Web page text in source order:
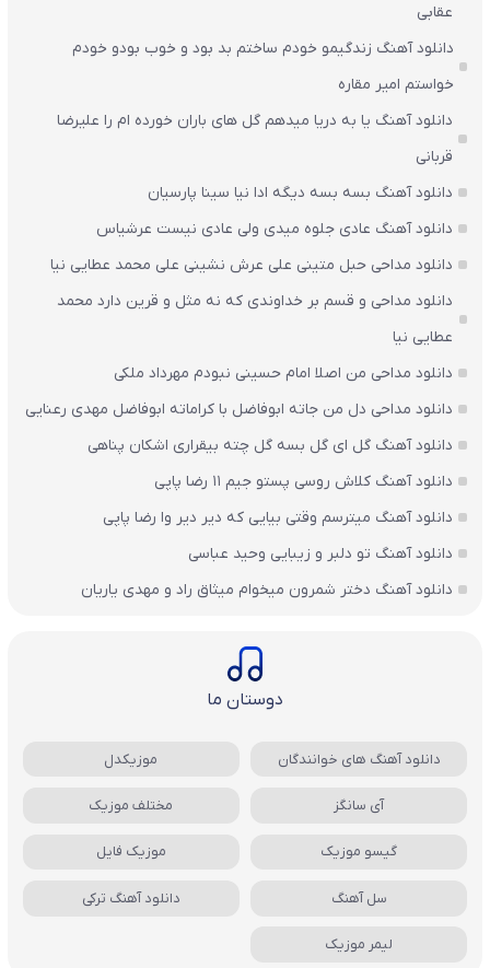
عقابی
دانلود آهنگ زندگیمو خودم ساختم بد بود و خوب بودو خودم
خواستم امیر مقاره
دانلود آهنگ یا به دریا میدهم گل های باران‌ خورده ام را علیرضا
قربانی
دانلود آهنگ بسه بسه دیگه ادا نیا سینا پارسیان
دانلود آهنگ عادی جلوه میدی ولی عادی نیست عرشیاس
دانلود مداحی حبل متینی علی عرش نشینی علی محمد عطایی نیا
دانلود مداحی و قسم بر خداوندی که نه مثل و قرین دارد محمد
عطایی نیا
دانلود مداحی من اصلا امام حسینی نبودم مهرداد ملکی
دانلود مداحی دل من جاته ابوفاضل با کراماته ابوفاضل مهدی رعنایی
دانلود آهنگ گل ای گل بسه گل چته بیقراری اشکان پناهی
دانلود آهنگ کلاش روسی پستو جیم ۱۱ رضا پاپی
دانلود آهنگ میترسم وقتی بیایی که دیر دیر وا رضا پاپی
دانلود آهنگ تو دلبر و زیبایی وحید عباسی
دانلود آهنگ دختر شمرون میخوام میثاق راد و مهدی یاریان
دوستان ما
دانلود آهنگ های خوانندگان موزیکدل
آی سانگز مختلف موزیک
گیسو موزیک موزیک فایل
سل آهنگ دانلود آهنگ ترکی
لیمر موزیک